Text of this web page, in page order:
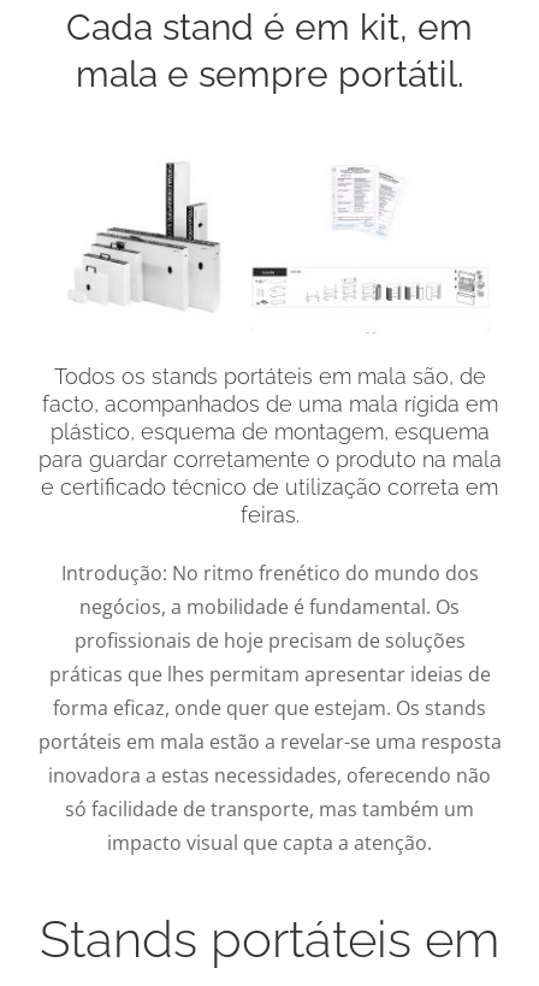
Cada stand é em kit, em
mala e sempre portátil.
Todos os stands portáteis em mala são, de
facto, acompanhados de uma mala rígida em
plástico, esquema de montagem, esquema
para guardar corretamente o produto na mala
e certificado técnico de utilização correta em
feiras.
Introdução: No ritmo frenético do mundo dos
negócios, a mobilidade é fundamental. Os
profissionais de hoje precisam de soluções
práticas que lhes permitam apresentar ideias de
forma eficaz, onde quer que estejam. Os stands
portáteis em mala estão a revelar-se uma resposta
inovadora a estas necessidades, oferecendo não
só facilidade de transporte, mas também um
impacto visual que capta a atenção.
Stands portáteis em